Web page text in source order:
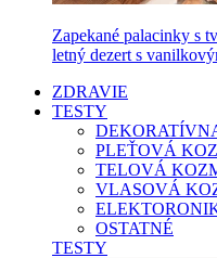
Zapekané palacinky s
letný dezert s
ZDRAVIE
TESTY
PLEŤOVÁ
TELOVÁ
VLASOVÁ
OSTATNÉ
TESTY